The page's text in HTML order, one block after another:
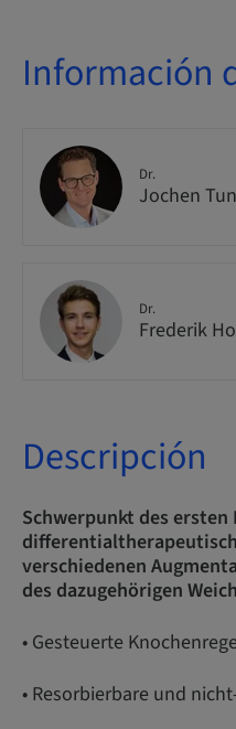
Información
Dr.
Jochen
Dr.
Frederik
Descripción
Schwerpunkt des
verschiedenen
des dazugehörigen
• Gesteuerte
• Resorbierbare und